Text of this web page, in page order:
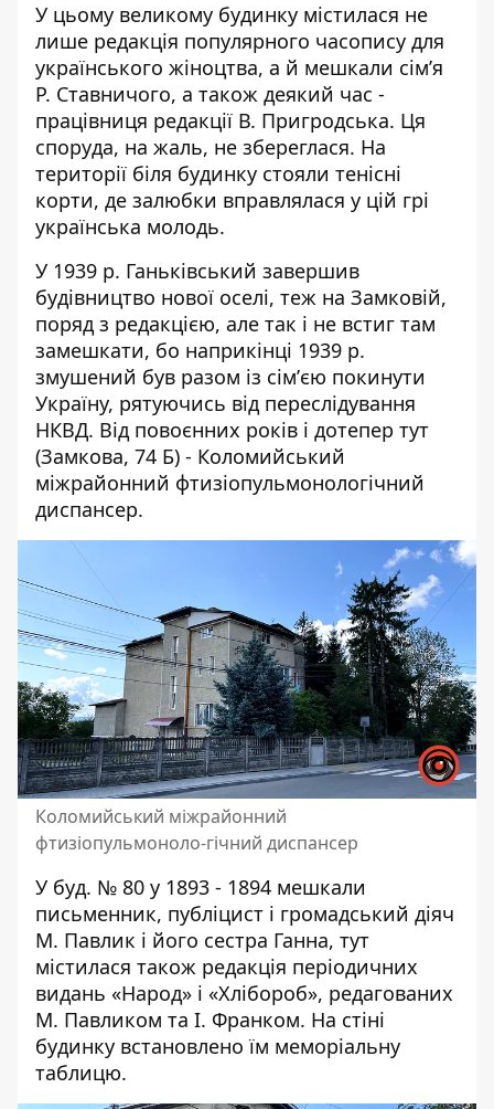
У цьому великому будинку містилася не
лише редакція популярного часопису для
українського жіноцтва, а й мешкали сімʼя
Р. Ставничого, а також деякий час -
працівниця редакції В. Пригродська. Ця
споруда, на жаль, не збереглася. На
території біля будинку стояли тенісні
корти, де залюбки вправлялася у цій грі
українська молодь.
У 1939 р. Ганьківський завершив
будівництво нової оселі, теж на Замковій,
поряд з редакцією, але так і не встиг там
замешкати, бо наприкінці 1939 р.
змушений був разом із сімʼєю покинути
Україну, рятуючись від переслідування
НКВД. Від повоєнних років і дотепер тут
(Замкова, 74 Б) - Коломийський
міжрайонний фтизіопульмонологічний
диспансер.
Коломийський міжрайонний
фтизіопульмоноло-гічний диспансер
У буд. № 80 у 1893 - 1894 мешкали
письменник, публіцист і громадський діяч
М. Павлик і його сестра Ганна, тут
містилася також редакція періодичних
видань «Народ» і «Хлібороб», редагованих
М. Павликом та І. Франком. На стіні
будинку встановлено їм меморіальну
таблицю.